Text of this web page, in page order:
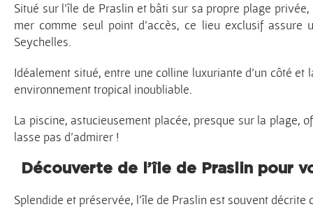
Situé sur l’île de Praslin et bâti sur sa propre plage
mer comme seul point d’accès, ce lieu exclusif
Seychelles.
Idéalement situé, entre une colline luxuriante d’un côté
environnement tropical inoubliable.
La piscine, astucieusement placée, presque sur la plage,
lasse pas d’admirer !
Découverte de l’île de Praslin pour
Splendide et préservée, l’île de Praslin est souvent